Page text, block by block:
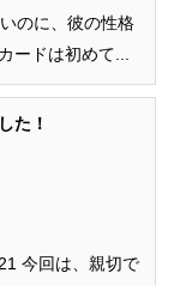
のに、彼の性格
ードは初めて...
た！
今回は、親切で